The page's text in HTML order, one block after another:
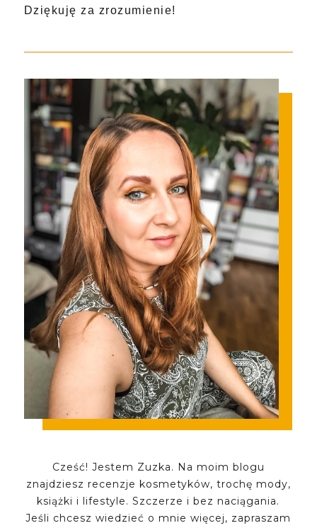
Dziękuję za zrozumienie!
Cześć! Jestem Zuzka. Na moim blogu
znajdziesz recenzje kosmetyków, trochę mody,
książki i lifestyle. Szczerze i bez naciągania.
Jeśli chcesz wiedzieć o mnie więcej, zapraszam